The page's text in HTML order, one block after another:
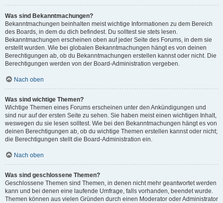
Was sind Bekanntmachungen?
Bekanntmachungen beinhalten meist wichtige Informationen zu dem Bereich
des Boards, in dem du dich befindest. Du solltest sie stets lesen.
Bekanntmachungen erscheinen oben auf jeder Seite des Forums, in dem sie
erstellt wurden. Wie bei globalen Bekanntmachungen hängt es von deinen
Berechtigungen ab, ob du Bekanntmachungen erstellen kannst oder nicht. Die
Berechtigungen werden von der Board-Administration vergeben.
Nach oben
Was sind wichtige Themen?
Wichtige Themen eines Forums erscheinen unter den Ankündigungen und
sind nur auf der ersten Seite zu sehen. Sie haben meist einen wichtigen Inhalt,
weswegen du sie lesen solltest. Wie bei den Bekanntmachungen hängt es von
deinen Berechtigungen ab, ob du wichtige Themen erstellen kannst oder nicht;
die Berechtigungen stellt die Board-Administration ein.
Nach oben
Was sind geschlossene Themen?
Geschlossene Themen sind Themen, in denen nicht mehr geantwortet werden
kann und bei denen eine laufende Umfrage, falls vorhanden, beendet wurde.
Themen können aus vielen Gründen durch einen Moderator oder Administrator